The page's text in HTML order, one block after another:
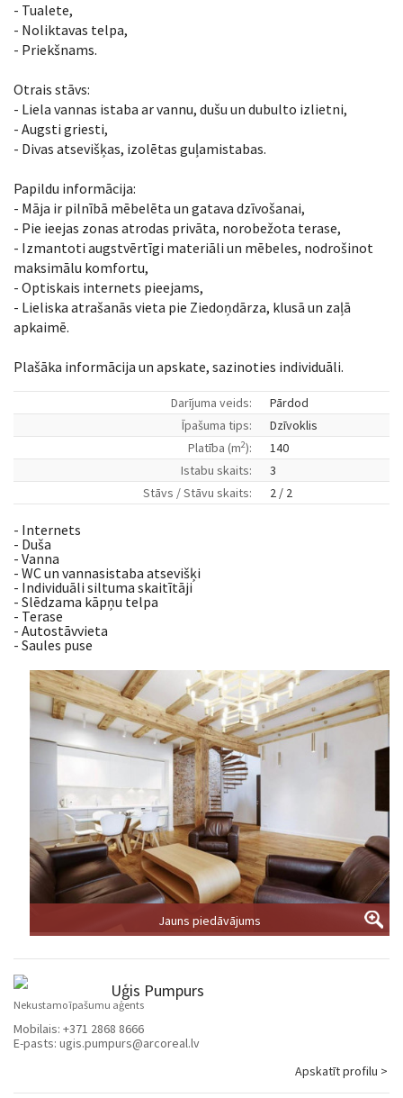
- Tualete,
- Noliktavas telpa,
- Priekšnams.
Otrais stāvs:
- Liela vannas istaba ar vannu, dušu un dubulto izlietni,
- Augsti griesti,
- Divas atsevišķas, izolētas guļamistabas.
Papildu informācija:
- Māja ir pilnībā mēbelēta un gatava dzīvošanai,
- Pie ieejas zonas atrodas privāta, norobežota terase,
- Izmantoti augstvērtīgi materiāli un mēbeles, nodrošinot
maksimālu komfortu,
- Optiskais internets pieejams,
- Lieliska atrašanās vieta pie Ziedoņdārza, klusā un zaļā
apkaimē.
Plašāka informācija un apskate, sazinoties individuāli.
Darījuma veids:
Pārdod
Īpašuma tips:
Dzīvoklis
Platība (m2):
140
Istabu skaits:
3
Stāvs / Stāvu skaits:
2 / 2
- Internets
- Duša
- Vanna
- WC un vannasistaba atsevišķi
- Individuāli siltuma skaitītāji
- Slēdzama kāpņu telpa
- Terase
- Autostāvvieta
- Saules puse
Jauns piedāvājums
Uģis Pumpurs
Nekustamo īpašumu aģents
Mobilais: +371 2868 8666
E-pasts: ugis.pumpurs@arcoreal.lv
Apskatīt profilu >